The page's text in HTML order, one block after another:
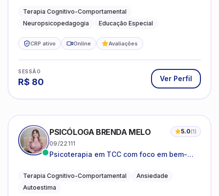
do neurodesenvolvimento.
Terapia Cognitivo-Comportamental
Neuropsicopedagogia
Educação Especial
CRP ativo Online Avaliações
SESSÃO
R$ 80 Ver Perfil
PSICÓLOGA BRENDA MELO 5.0(1)
09/22111
Psicoterapia em TCC com foco em bem-
o cotidiano
Terapia Cognitivo-Comportamental
Ansiedade
Autoestima